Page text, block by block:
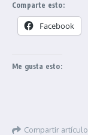
Comparte esto:
Facebook
Me gusta esto:
Compartir artículo